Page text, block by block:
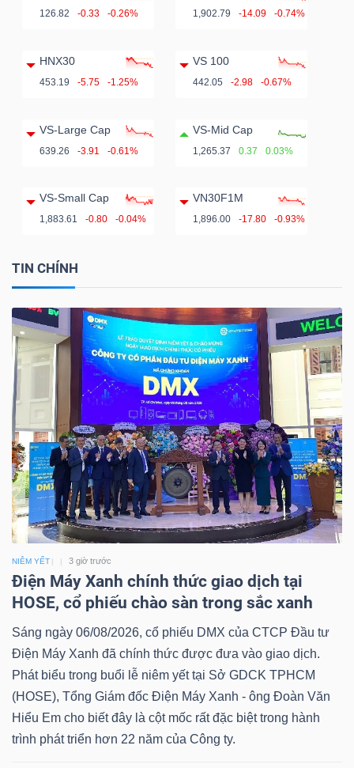
126.82 -0.33 -0.26% 1,902.79 -14.09 -0.74%
HNX30
453.19 -5.75 -1.25%
VS 100
442.05 -2.98 -0.67%
VS-Large Cap
639.26 -3.91 -0.61%
VS-Mid Cap
1,265.37 0.37 0.03%
VS-Small Cap
1,883.61 -0.80 -0.04%
VN30F1M
1,896.00 -17.80 -0.93%
TIN CHÍNH
NIÊM YẾT 3 giờ trước
Điện Máy Xanh chính thức giao dịch tại
HOSE, cổ phiếu chào sàn trong sắc xanh
Sáng ngày 06/08/2026, cổ phiếu DMX của CTCP Đầu tư
Điện Máy Xanh đã chính thức được đưa vào giao dịch.
Phát biểu trong buổi lễ niêm yết tại Sở GDCK TPHCM
(HOSE), Tổng Giám đốc Điện Máy Xanh - ông Đoàn Văn
Hiểu Em cho biết đây là cột mốc rất đặc biệt trong hành
trình phát triển hơn 22 năm của Công ty.